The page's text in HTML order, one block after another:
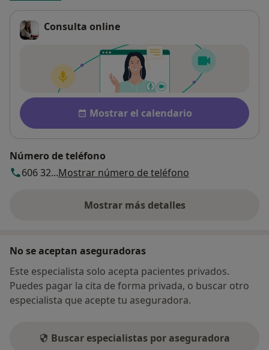
Consulta online
Disponibilidad
Mostrar el calendario
Número de teléfono
606 32...Mostrar número de teléfono
Mostrar más detalles
sobre la dirección
No se aceptan aseguradoras
Este especialista solo acepta pacientes privados.
Puedes pagar la cita de forma privada, o buscar otro
especialista que acepte tu aseguradora.
Buscar especialistas por aseguradora